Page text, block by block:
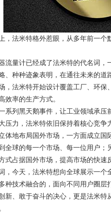
，法米特格外惹眼，从多年前一
流量计已经成了法米特的代名词
、种种迹象表明，在通往未来的道
，法米特开始设计覆盖工厂、环
效率的生产方式。
系列黑天鹅事件，让工业领域承
压力，法米特依旧保持着核心竞争
体地布局国外市场，一方面成立
全球的每一个市场、每一位用户
式占据国外市场，提高市场的快速
，今天，法米特想向全球展示一个
种技术融合的，面向不同用户圈
新、敢于奋斗的决心，更是法米